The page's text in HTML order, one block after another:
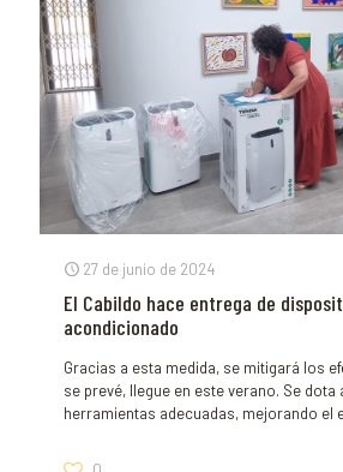
27 de junio de 2024
El Cabildo hace entrega de
acondicionado
Gracias a esta medida, se mitigará los
se prevé, llegue en este verano. Se dota
herramientas adecuadas, mejorando el